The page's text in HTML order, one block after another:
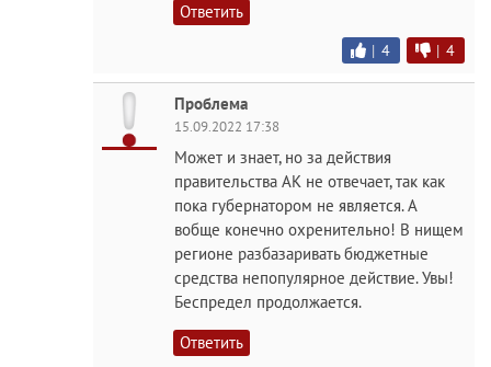
Ответить
| 4 | 4
Проблема
15.09.2022 17:38
Может и знает, но за действия
правительства АК не отвечает, так как
пока губернатором не является. А
вобще конечно охренительно! В нищем
регионе разбазаривать бюджетные
средства непопулярное действие. Увы!
Беспредел продолжается.
Ответить